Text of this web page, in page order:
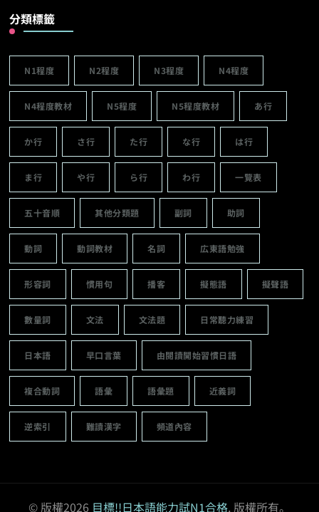
分類標籤
N1程度 N2程度 N3程度 N4程度
N4程度教材 N5程度 N5程度教材 あ行
か行 さ行 た行 な行 は行
ま行 や行 ら行 わ行 一覽表
五十音順 其他分類題 副詞 助詞
動詞 動詞教材 名詞 広東語勉強
形容詞 慣用句 播客 擬態語 擬聲語
數量詞 文法 文法題 日常聽力練習
日本語 早口言葉 由閱讀開始習慣日語
複合動詞 語彙 語彙題 近義詞
逆索引 難讀漢字 頻道內容
© 版權2026 目標!!日本語能力試N1合格. 版權所有。